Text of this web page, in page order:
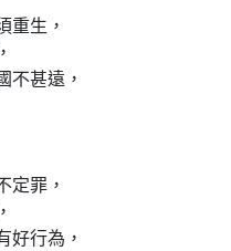
重生，
不甚遠，
定罪，
好行為，